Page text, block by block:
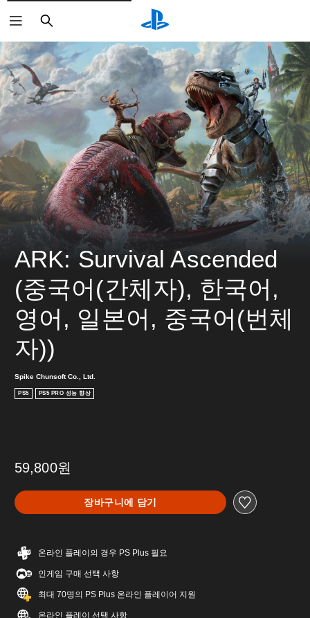
검
색
ARK: Survival Ascended
(중국어(간체자), 한국어,
영어, 일본어, 중국어(번체
자))
Spike Chunsoft Co., Ltd.
PS5 PS5 PRO 성능 향상
59,800원
장바구니에 담기
온라인 플레이의 경우 PS Plus 필요
인게임 구매 선택 사항
최대 70명의 PS Plus 온라인 플레이어 지원
온라인 플레이 선택 사항